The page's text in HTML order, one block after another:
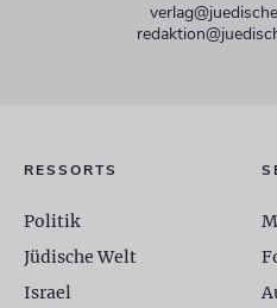
RESSORTS
Politik
Jüdische Welt
Israel